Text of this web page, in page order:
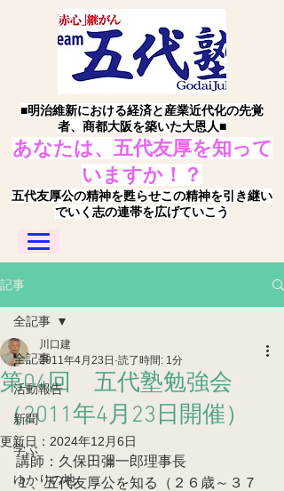
■明治維新における経済と産業近代化の先覚
者、商都大阪を築いた大恩人■
あなたは、五代友厚を知って
いますか！？
五代友厚公の精神を甦らせこの精神を引き継い
でいく志の連帯を広げていこう
記事
全記事
活動報告
新聞
学ぶ
ゆかりの地
全記事
第04回 五代塾勉強会
（2011年4月23日開催）
川口建
2011年4月23日 読了時間: 1分
更新日： 2024年12月6日
講師：久保田彌一郎理事長
１、五代友厚公を知る（２６歳～３７